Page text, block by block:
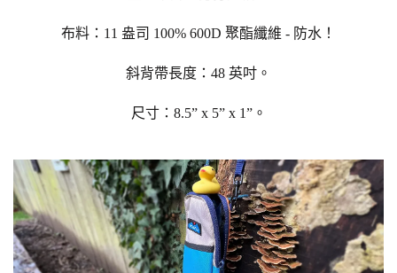
布料：11 盎司 100% 600D 聚酯纖維 - 防水！
斜背帶長度：48 英吋。
尺寸：8.5” x 5” x 1”。